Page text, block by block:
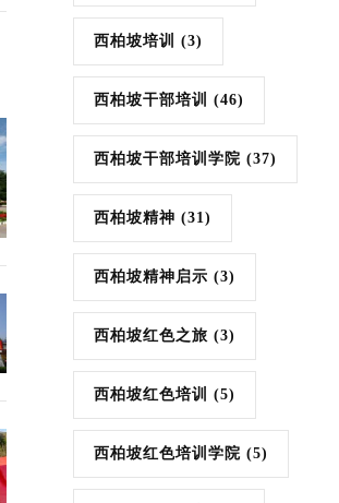
西柏坡培训 (3)
西柏坡干部培训 (46)
西柏坡干部培训学院 (37)
西柏坡精神 (31)
西柏坡精神启示 (3)
西柏坡红色之旅 (3)
西柏坡红色培训 (5)
西柏坡红色培训学院 (5)